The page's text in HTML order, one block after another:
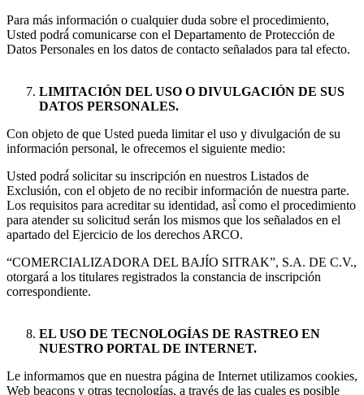
Para más información o cualquier duda sobre el procedimiento,
Usted podrá́ comunicarse con el Departamento de Protección de
Datos Personales en los datos de contacto señalados para tal efecto.
LIMITACIÓN DEL USO O DIVULGACIÓN DE SUS
DATOS PERSONALES.
Con objeto de que Usted pueda limitar el uso y divulgación de su
información personal, le ofrecemos el siguiente medio:
Usted podrá́ solicitar su inscripción en nuestros Listados de
Exclusión, con el objeto de no recibir información de nuestra parte.
Los requisitos para acreditar su identidad, así́ como el procedimiento
para atender su solicitud serán los mismos que los señalados en el
apartado del Ejercicio de los derechos ARCO.
“COMERCIALIZADORA DEL BAJÍO SITRAK”, S.A. DE C.V.,
otorgará a los titulares registrados la constancia de inscripción
correspondiente.
EL USO DE TECNOLOGÍAS DE RASTREO EN
NUESTRO PORTAL DE INTERNET.
Le informamos que en nuestra página de Internet utilizamos cookies,
Web beacons y otras tecnologías, a través de las cuales es posible